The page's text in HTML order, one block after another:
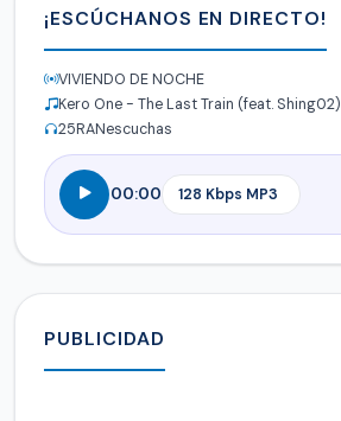
¡ESCÚCHANOS EN DIRECTO!
VIVIENDO DE NOCHE
Kero One - The Last Train (feat. Shing02)
25RANescuchas
00:00
PUBLICIDAD